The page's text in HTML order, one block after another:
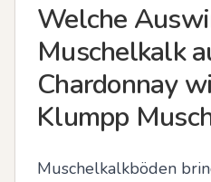
Welche
Muschelkalk
Chardonnay
Klumpp
Muschelkalkböden